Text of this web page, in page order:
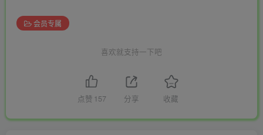
会员专属
喜欢就支持一下吧
点赞 157 分享 收藏